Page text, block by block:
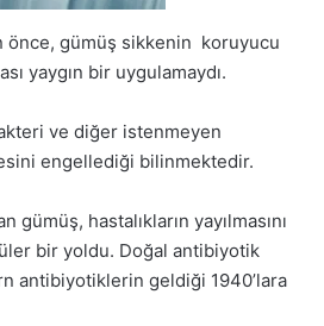
önce, gümüş sikkenin koruyucu
yaygın bir uygulamaydı.
ve diğer istenmeyen
engellediği bilinmektedir.
gümüş, hastalıkların yayılmasını
bir yoldu. Doğal antibiyotik
antibiyotiklerin geldiği 1940’lara